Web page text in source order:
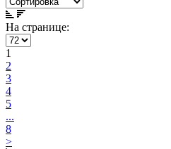
На странице:
1
2
3
4
5
...
8
>